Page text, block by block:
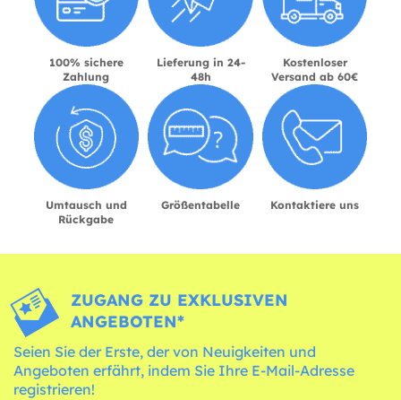
100% sichere
Zahlung
Lieferung in 24-
48h
Kostenloser
Versand ab 60€
Umtausch und
Rückgabe
Größentabelle Kontaktiere uns
ZUGANG ZU EXKLUSIVEN
ANGEBOTEN*
Seien Sie der Erste, der von Neuigkeiten und
Angeboten erfährt, indem Sie Ihre E-Mail-Adresse
registrieren!